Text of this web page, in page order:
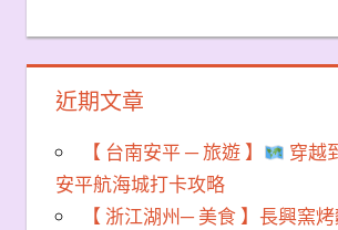
近期文章
【 台南安平 ─ 旅遊 】
穿越
安平航海城打卡攻略
【 浙江湖州─ 美食 】長興窯